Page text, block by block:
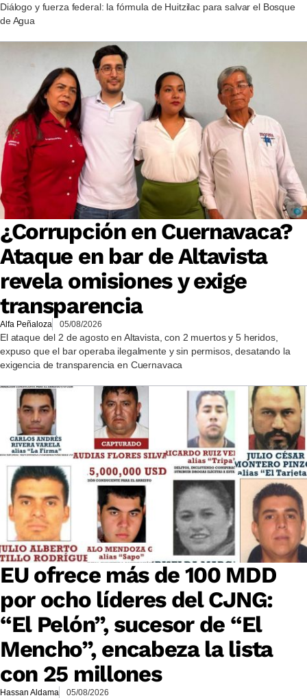
Diálogo y fuerza federal: la fórmula de Huitzilac para salvar el Bosque
de Agua
¿Corrupción en Cuernavaca?
Ataque en bar de Altavista
revela omisiones y exige
transparencia
Alfa Peñaloza 05/08/2026
El ataque del 2 de agosto en Altavista, con 2 muertos y 5 heridos,
expuso que el bar operaba ilegalmente y sin permisos, desatando la
exigencia de transparencia en Cuernavaca
EU ofrece más de 100 MDD
por ocho líderes del CJNG:
“El Pelón”, sucesor de “El
Mencho”, encabeza la lista
con 25 millones
Hassan Aldama 05/08/2026